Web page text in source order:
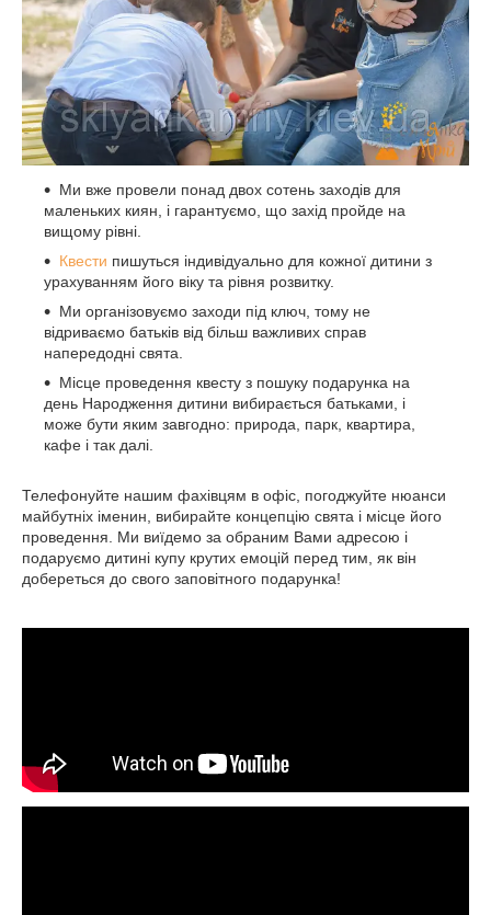
Ми вже провели понад двох сотень заходів для
маленьких киян, і гарантуємо, що захід пройде на
вищому рівні.
Квести пишуться індивідуально для кожної дитини з
урахуванням його віку та рівня розвитку.
Ми організовуємо заходи під ключ, тому не
відриваємо батьків від більш важливих справ
напередодні свята.
Місце проведення квесту з пошуку подарунка на
день Народження дитини вибирається батьками, і
може бути яким завгодно: природа, парк, квартира,
кафе і так далі.
Телефонуйте нашим фахівцям в офіс, погоджуйте нюанси
майбутніх іменин, вибирайте концепцію свята і місце його
проведення. Ми виїдемо за обраним Вами адресою і
подаруємо дитині купу крутих емоцій перед тим, як він
добереться до свого заповітного подарунка!